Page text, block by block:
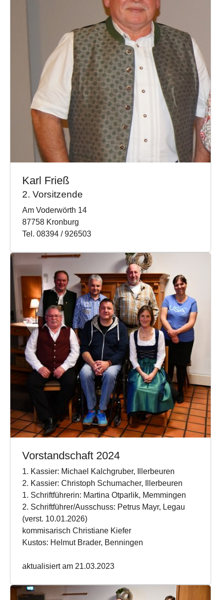
Karl Frieß
2. Vorsitzende
Am Voderwörth 14
87758 Kronburg
Tel. 08394 / 926503
Vorstandschaft 2024
1. Kassier: Michael Kalchgruber, Illerbeuren
2. Kassier: Christoph Schumacher, Illerbeuren
1. Schriftführerin: Martina Otparlik, Memmingen
2. Schriftführer/Ausschuss: Petrus Mayr, Legau
(verst. 10.01.2026)
kommisarisch Christiane Kiefer
Kustos: Helmut Brader, Benningen
aktualisiert am 21.03.2023